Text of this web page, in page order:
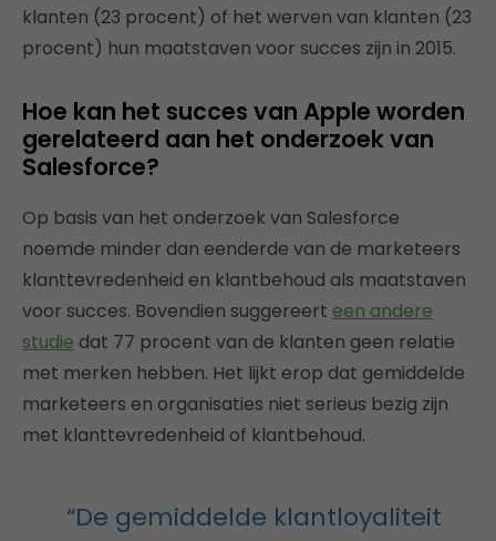
klanten (23 procent) of het werven van klanten (23
procent) hun maatstaven voor succes zijn in 2015.
Hoe kan het succes van Apple worden
gerelateerd aan het onderzoek van
Salesforce?
Op basis van het onderzoek van Salesforce
noemde minder dan eenderde van de marketeers
klanttevredenheid en klantbehoud als maatstaven
voor succes. Bovendien suggereert een andere
studie dat 77 procent van de klanten geen relatie
met merken hebben. Het lijkt erop dat gemiddelde
marketeers en organisaties niet serieus bezig zijn
met klanttevredenheid of klantbehoud.
“De gemiddelde klantloyaliteit